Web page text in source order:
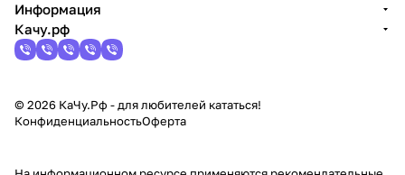
Информация
Качу.рф
© 2026 КаЧу.Рф - для любителей кататься!
КонфиденциальностьОферта